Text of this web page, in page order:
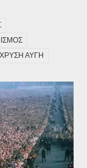
ΧΡΥΣΗ ΑΥΓΗ